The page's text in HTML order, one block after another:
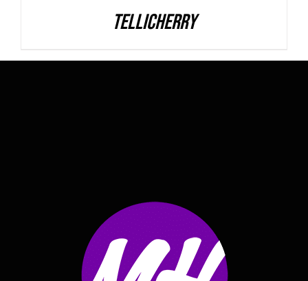
Tellicherry